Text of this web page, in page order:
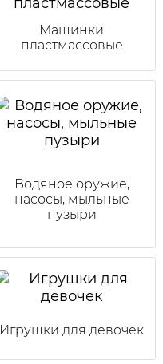
Машинки
пластмассовые
Водяное оружие,
насосы, мыльные
пузыри
Игрушки для девочек